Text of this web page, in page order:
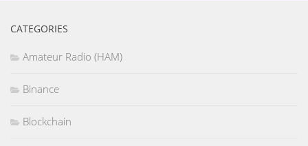
CATEGORIES
Amateur Radio (HAM)
Binance
Blockchain